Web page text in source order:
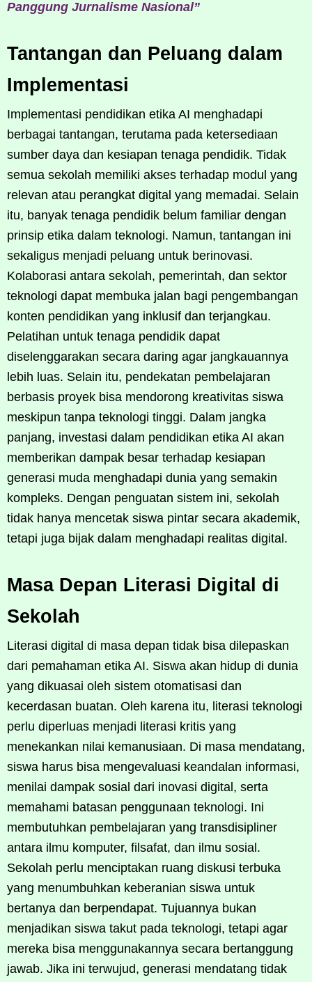
Panggung Jurnalisme Nasional”
Tantangan dan Peluang dalam
Implementasi
Implementasi pendidikan etika AI menghadapi
berbagai tantangan, terutama pada ketersediaan
sumber daya dan kesiapan tenaga pendidik. Tidak
semua sekolah memiliki akses terhadap modul yang
relevan atau perangkat digital yang memadai. Selain
itu, banyak tenaga pendidik belum familiar dengan
prinsip etika dalam teknologi. Namun, tantangan ini
sekaligus menjadi peluang untuk berinovasi.
Kolaborasi antara sekolah, pemerintah, dan sektor
teknologi dapat membuka jalan bagi pengembangan
konten pendidikan yang inklusif dan terjangkau.
Pelatihan untuk tenaga pendidik dapat
diselenggarakan secara daring agar jangkauannya
lebih luas. Selain itu, pendekatan pembelajaran
berbasis proyek bisa mendorong kreativitas siswa
meskipun tanpa teknologi tinggi. Dalam jangka
panjang, investasi dalam pendidikan etika AI akan
memberikan dampak besar terhadap kesiapan
generasi muda menghadapi dunia yang semakin
kompleks. Dengan penguatan sistem ini, sekolah
tidak hanya mencetak siswa pintar secara akademik,
tetapi juga bijak dalam menghadapi realitas digital.
Masa Depan Literasi Digital di
Sekolah
Literasi digital di masa depan tidak bisa dilepaskan
dari pemahaman etika AI. Siswa akan hidup di dunia
yang dikuasai oleh sistem otomatisasi dan
kecerdasan buatan. Oleh karena itu, literasi teknologi
perlu diperluas menjadi literasi kritis yang
menekankan nilai kemanusiaan. Di masa mendatang,
siswa harus bisa mengevaluasi keandalan informasi,
menilai dampak sosial dari inovasi digital, serta
memahami batasan penggunaan teknologi. Ini
membutuhkan pembelajaran yang transdisipliner
antara ilmu komputer, filsafat, dan ilmu sosial.
Sekolah perlu menciptakan ruang diskusi terbuka
yang menumbuhkan keberanian siswa untuk
bertanya dan berpendapat. Tujuannya bukan
menjadikan siswa takut pada teknologi, tetapi agar
mereka bisa menggunakannya secara bertanggung
jawab. Jika ini terwujud, generasi mendatang tidak